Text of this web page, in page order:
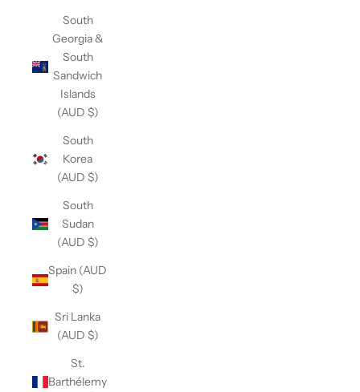
South
Georgia &
South
Sandwich
Islands
(AUD $)
South
Korea
(AUD $)
South
Sudan
(AUD $)
Spain (AUD
$)
Sri Lanka
(AUD $)
St.
Barthélemy